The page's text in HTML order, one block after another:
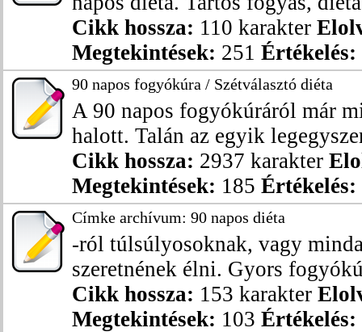
Cikk hossza: 110 karakter
Megtekintések: 251 Értékelés:
90 napos fogyókúra / Szétválasztó diéta
A 90 napos fogyókúráról már
halott. Talán az egyik
Cikk hossza: 2937 karakter
Megtekintések: 185 Értékelés:
Címke archívum: 90 napos diéta
-ról túlsúlyosoknak, vagy
szeretnének élni. Gyors
Cikk hossza: 153 karakter
Megtekintések: 103 Értékelés: